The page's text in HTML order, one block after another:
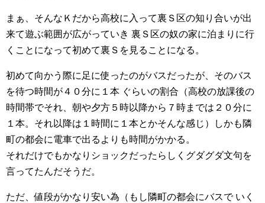
まぁ、そんなＫだから高校に入って裏Ｓ区の知り合いが出
来て遊ぶ範囲が広がっていき 裏Ｓ区の奴の家に泊まりに行
くことになって初めて裏Ｓを見ることになる。
初めて向かう際に足に使ったのがバスだったが、そのバス
を待つ時間が４０分に１本 ぐらいの割合（高校の放課後の
時間帯でそれ、朝や夕方５時以降から７時までは２０分に
１本。それ以降は１時間に１本とかそんな感じ）しかも隣
町の都会に電車で出るよりも時間がかかる。
それだけでもかなりショックだったらしくグダグダ文句を
言ってたんだそうだ。
ただ、値段がかなり安い為（もし隣町の都会にバスで いく